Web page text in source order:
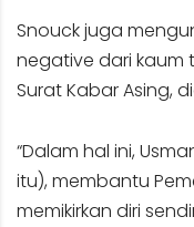
Snouck juga
negative dari kaum
Surat Kabar Asing,
“Dalam hal ini,
itu), membantu
memikirkan diri